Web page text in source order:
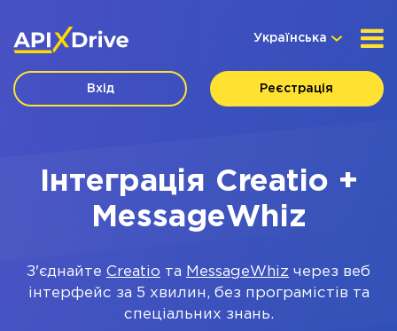
Українська
Вхід Реєстрація
Інтеграція Creatio +
MessageWhiz
З'єднайте Creatio та MessageWhiz через веб
інтерфейс за 5 хвилин, без програмістів та
спеціальних знань.